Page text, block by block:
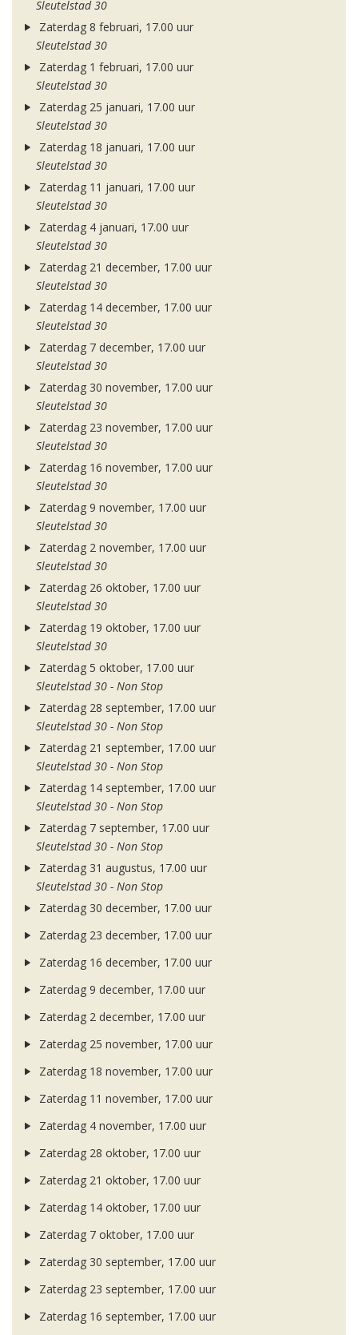
Sleutelstad 30
Zaterdag 8 februari, 17.00 uur
Sleutelstad 30
Zaterdag 1 februari, 17.00 uur
Sleutelstad 30
Zaterdag 25 januari, 17.00 uur
Sleutelstad 30
Zaterdag 18 januari, 17.00 uur
Sleutelstad 30
Zaterdag 11 januari, 17.00 uur
Sleutelstad 30
Zaterdag 4 januari, 17.00 uur
Sleutelstad 30
Zaterdag 21 december, 17.00 uur
Sleutelstad 30
Zaterdag 14 december, 17.00 uur
Sleutelstad 30
Zaterdag 7 december, 17.00 uur
Sleutelstad 30
Zaterdag 30 november, 17.00 uur
Sleutelstad 30
Zaterdag 23 november, 17.00 uur
Sleutelstad 30
Zaterdag 16 november, 17.00 uur
Sleutelstad 30
Zaterdag 9 november, 17.00 uur
Sleutelstad 30
Zaterdag 2 november, 17.00 uur
Sleutelstad 30
Zaterdag 26 oktober, 17.00 uur
Sleutelstad 30
Zaterdag 19 oktober, 17.00 uur
Sleutelstad 30
Zaterdag 5 oktober, 17.00 uur
Sleutelstad 30 - Non Stop
Zaterdag 28 september, 17.00 uur
Sleutelstad 30 - Non Stop
Zaterdag 21 september, 17.00 uur
Sleutelstad 30 - Non Stop
Zaterdag 14 september, 17.00 uur
Sleutelstad 30 - Non Stop
Zaterdag 7 september, 17.00 uur
Sleutelstad 30 - Non Stop
Zaterdag 31 augustus, 17.00 uur
Sleutelstad 30 - Non Stop
Zaterdag 30 december, 17.00 uur
Zaterdag 23 december, 17.00 uur
Zaterdag 16 december, 17.00 uur
Zaterdag 9 december, 17.00 uur
Zaterdag 2 december, 17.00 uur
Zaterdag 25 november, 17.00 uur
Zaterdag 18 november, 17.00 uur
Zaterdag 11 november, 17.00 uur
Zaterdag 4 november, 17.00 uur
Zaterdag 28 oktober, 17.00 uur
Zaterdag 21 oktober, 17.00 uur
Zaterdag 14 oktober, 17.00 uur
Zaterdag 7 oktober, 17.00 uur
Zaterdag 30 september, 17.00 uur
Zaterdag 23 september, 17.00 uur
Zaterdag 16 september, 17.00 uur